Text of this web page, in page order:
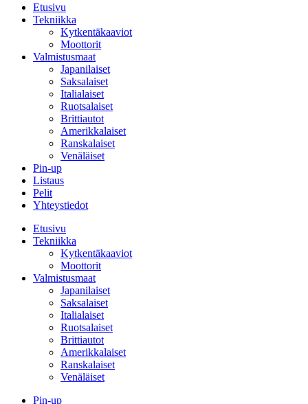
Etusivu
Tekniikka
Kytkentäkaaviot
Moottorit
Valmistusmaat
Japanilaiset
Saksalaiset
Italialaiset
Ruotsalaiset
Brittiautot
Amerikkalaiset
Ranskalaiset
Venäläiset
Pin-up
Listaus
Pelit
Yhteystiedot
Etusivu
Tekniikka
Kytkentäkaaviot
Moottorit
Valmistusmaat
Japanilaiset
Saksalaiset
Italialaiset
Ruotsalaiset
Brittiautot
Amerikkalaiset
Ranskalaiset
Venäläiset
Pin-up